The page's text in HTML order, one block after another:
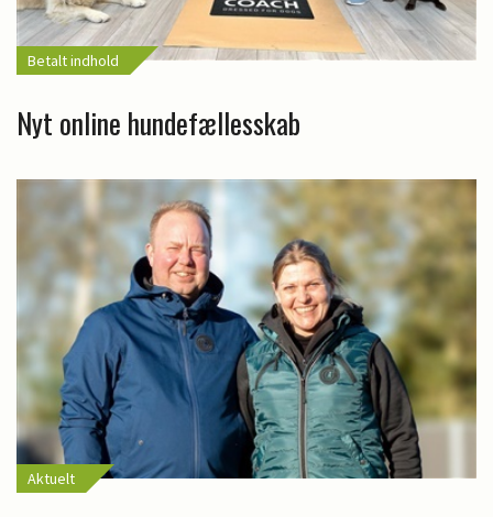
Betalt indhold
Nyt online hundefællesskab
Aktuelt